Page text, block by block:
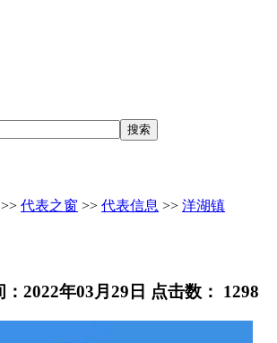
>> 代表之窗 >> 代表信息 >> 洋湖镇
2022年03月29日 点击数： 1298